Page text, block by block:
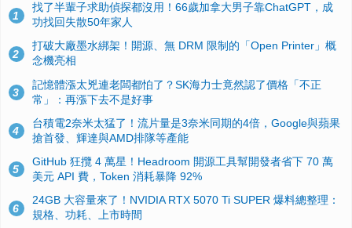
1
找了半輩子求助偵探都沒用！66歲加拿大男子靠ChatGPT，成
功找回失散50年家人
2
打破大廠墨水綁架！開源、無 DRM 限制的「Open Printer」概
念機亮相
3
記憶體漲太兇連老闆都怕了？SK海力士竟然認了價格「不正
常」：再漲下去不是好事
4
台積電2奈米太猛了！流片量是3奈米同期的4倍，Google與蘋果
搶首發、輝達與AMD排隊等產能
5
GitHub 狂攬 4 萬星！Headroom 開源工具幫開發者省下 70 萬
美元 API 費，Token 消耗暴降 92%
6
24GB 大容量來了！NVIDIA RTX 5070 Ti SUPER 爆料總整理：
規格、功耗、上市時間